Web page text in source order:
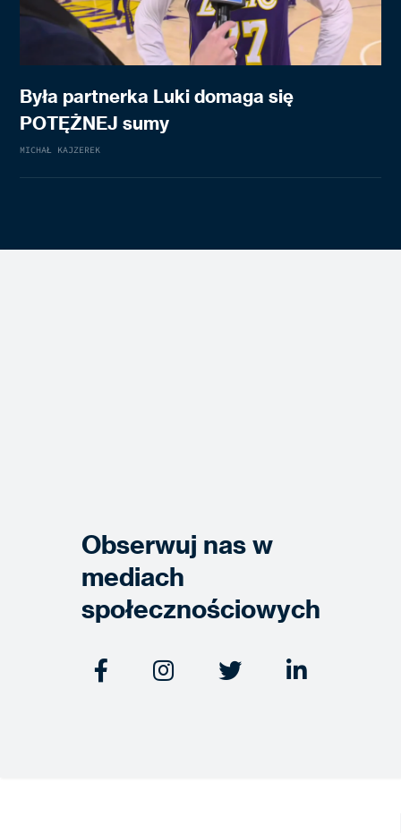
Była partnerka Luki domaga się
POTĘŻNEJ sumy
MICHAŁ KAJZEREK
Obserwuj nas w
mediach
społecznościowych
   